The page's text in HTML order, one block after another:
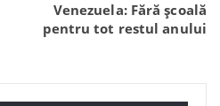
Venezuela: Fără școală
pentru tot restul anului